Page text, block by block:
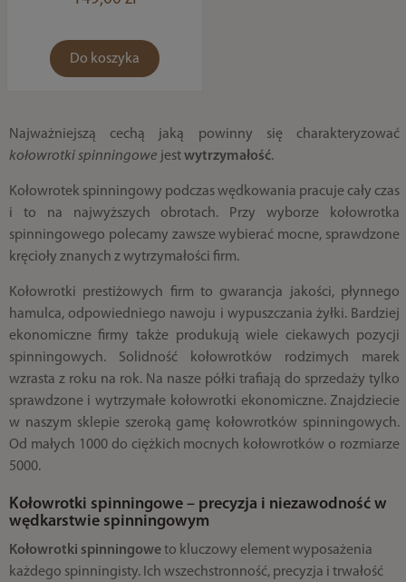
Do koszyka
Najważniejszą cechą jaką powinny się charakteryzować
kołowrotki spinningowe jestwytrzymałość.
Kołowrotek spinningowy podczas wędkowania pracuje cały czas
i to na najwyższych obrotach. Przy wyborze kołowrotka
spinningowego polecamy zawsze wybierać mocne, sprawdzone
kręcioły znanych z wytrzymałości firm.
Kołowrotki prestiżowych firm to gwarancja jakości, płynnego
hamulca, odpowiedniego nawoju i wypuszczania żyłki. Bardziej
ekonomiczne firmy także produkują wiele ciekawych pozycji
spinningowych. Solidność kołowrotków rodzimych marek
wzrasta z roku na rok. Na nasze półki trafiają do sprzedaży tylko
sprawdzone i wytrzymałe kołowrotki ekonomiczne. Znajdziecie
w naszym sklepie szeroką gamę kołowrotków spinningowych.
Od małych 1000 do ciężkich mocnych kołowrotków o rozmiarze
5000.
Kołowrotki spinningowe – precyzja i niezawodność w
wędkarstwie spinningowym
Kołowrotki spinningoweto kluczowy element wyposażenia
każdego spinningisty. Ich wszechstronność, precyzja i trwałość